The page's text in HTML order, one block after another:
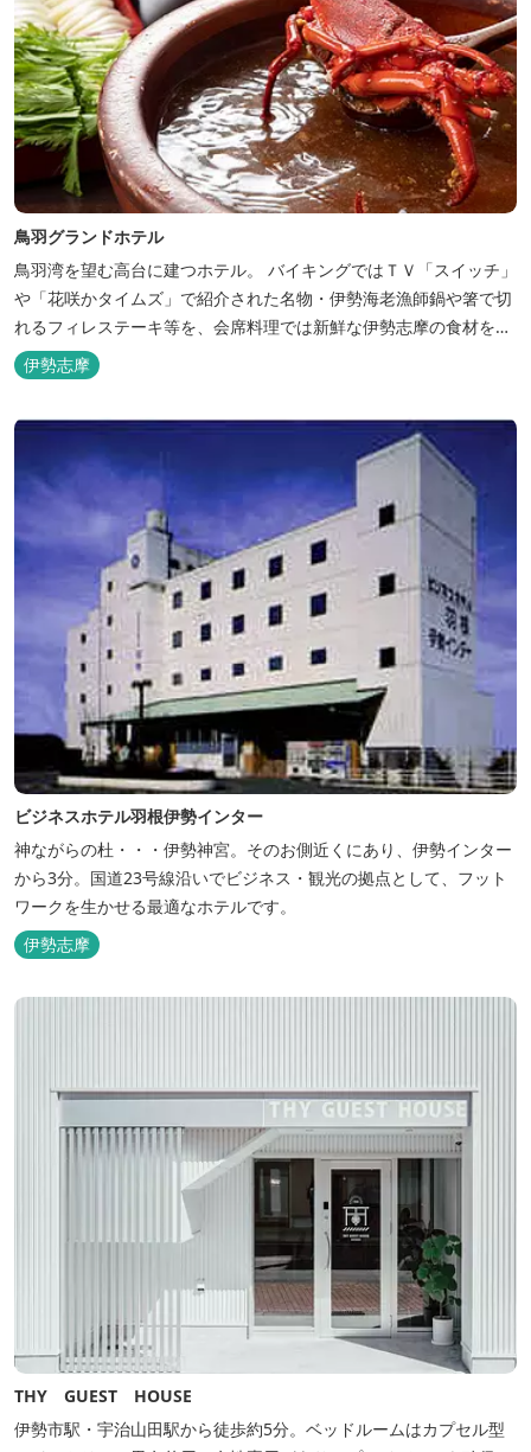
鳥羽グランドホテル
鳥羽湾を望む高台に建つホテル。 バイキングではＴＶ「スイッチ」
や「花咲かタイムズ」で紹介された名物・伊勢海老漁師鍋や箸で切
れるフィレステーキ等を、会席料理では新鮮な伊勢志摩の食材をお
楽しみいただけます。
伊勢志摩
ビジネスホテル羽根伊勢インター
神ながらの杜・・・伊勢神宮。そのお側近くにあり、伊勢インター
から3分。国道23号線沿いでビジネス・観光の拠点として、フット
ワークを生かせる最適なホテルです。
伊勢志摩
THY GUEST HOUSE
伊勢市駅・宇治山田駅から徒歩約5分。ベッドルームはカプセル型